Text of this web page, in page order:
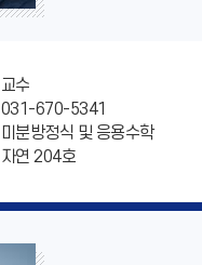
교수
031-670-5341
미분방정식 및 응용수학
자연 204호